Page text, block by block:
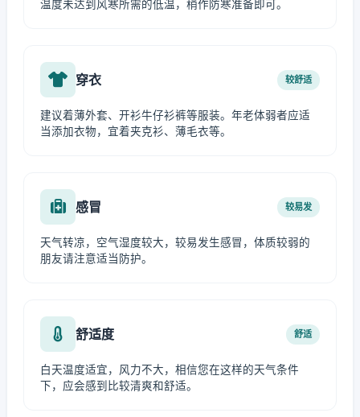
温度未达到风寒所需的低温，稍作防寒准备即可。
穿衣 较舒适
建议着薄外套、开衫牛仔衫裤等服装。年老体弱者应适
当添加衣物，宜着夹克衫、薄毛衣等。
感冒 较易发
天气转凉，空气湿度较大，较易发生感冒，体质较弱的
朋友请注意适当防护。
舒适度 舒适
白天温度适宜，风力不大，相信您在这样的天气条件
下，应会感到比较清爽和舒适。